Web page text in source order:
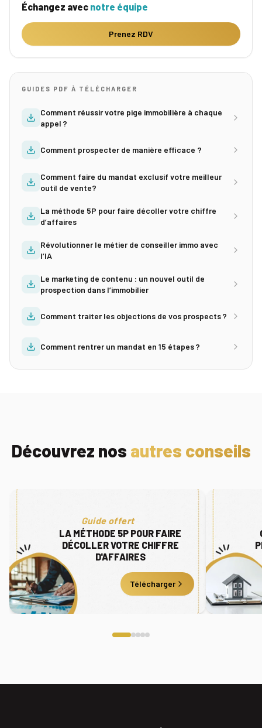
Échangez avec notre équipe
Prenez RDV
GUIDES PDF À TÉLÉCHARGER
Comment réussir votre pige immobilière à chaque
appel ?
Comment prospecter de manière efficace ?
Comment faire du mandat exclusif votre meilleur
outil de vente?
La méthode 5P pour faire décoller votre chiffre
d’affaires
Révolutionner le métier de conseiller immo avec
l’IA
Le marketing de contenu : un nouvel outil de
prospection dans l’immobilier
Comment traiter les objections de vos prospects ?
Comment rentrer un mandat en 15 étapes ?
Découvrez nos autres conseils
Guide offert
LA MÉTHODE 5P POUR FAIRE
DÉCOLLER VOTRE CHIFFRE
D'AFFAIRES
Télécharger